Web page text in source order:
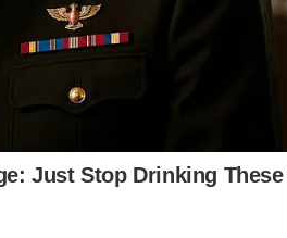
നയതന്ത്ര
മടിക്കാത്ത പുതിയ
ഇത്തരം ബഹിരാകാശ
ചൈനയുടെ പണം
ചാരക്കണ്ണിന്’